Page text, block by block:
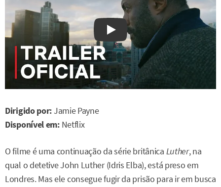
Watch on YouTube
Dirigido por:Jamie Payne
Disponível em: Netflix
O filme é uma continuação da série britânica Luther, na
qual o detetive John Luther (Idris Elba), está preso em
Londres. Mas ele consegue fugir da prisão para ir em busca